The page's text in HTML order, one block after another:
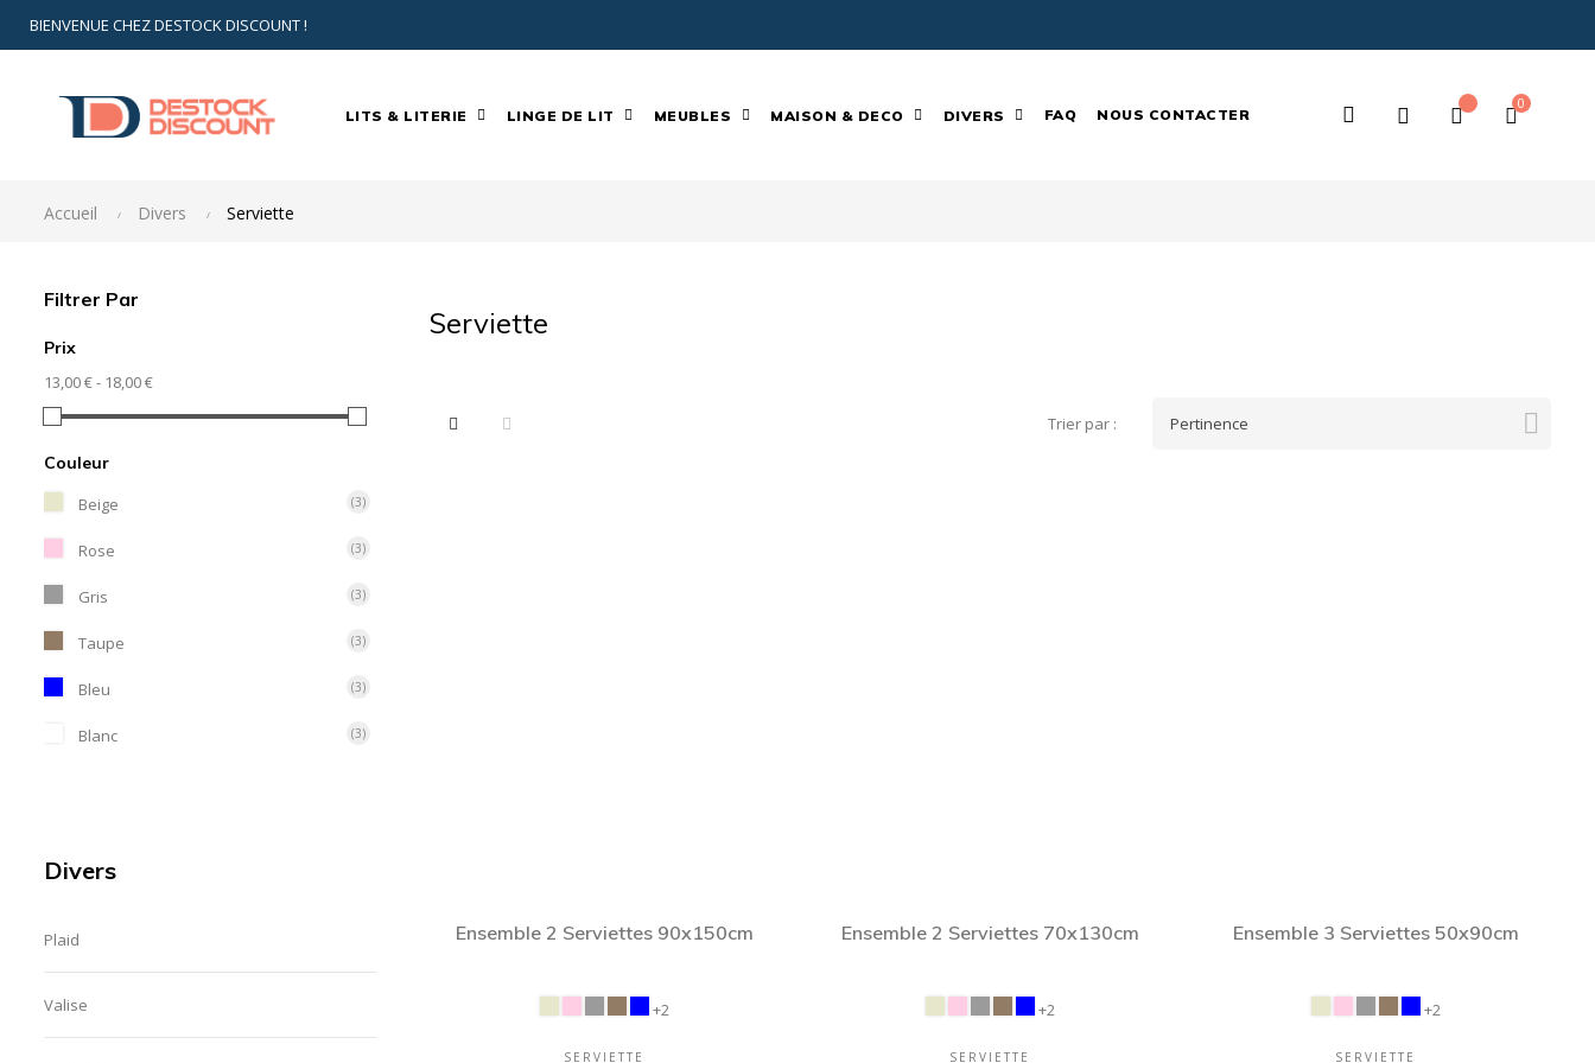
BIENVENUE CHEZ DESTOCK DISCOUNT !
LITS & LITERIE LINGE DE LIT MEUBLES MAISON & DECO DIVERS FAQ NOUS CONTACTER Rechercher 0
Accueil Divers Serviette
Filtrer Par
Prix
13,00 € - 18,00 €
Couleur
Beige
(3)
Rose (3)
Gris (3)
Taupe (3)
Bleu (3)
Blanc (3)
Divers
Plaid
Valise
Serviette
Trier par : Pertinence 
Ensemble 2 Serviettes 90x150cm
+2
SERVIETTE
Ensemble 2 Serviettes 70x130cm
+2
SERVIETTE
Ensemble 3 Serviettes 50x90cm
+2
SERVIETTE